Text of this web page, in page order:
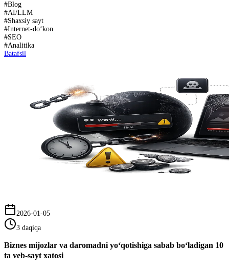
#Blog
#AI/LLM
#Shaxsiy sayt
#Internet-do‘kon
#SEO
#Analitika
Batafsil
2026-01-05
3 daqiqa
Biznes mijozlar va daromadni yo‘qotishiga sabab bo‘ladigan 10
ta veb-sayt xatosi